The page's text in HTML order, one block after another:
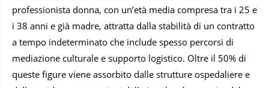
professionista donna, con un’età media compresa tra i 25 e
i 38 anni e già madre, attratta dalla stabilità di un contratto
a tempo indeterminato che include spesso percorsi di
mediazione culturale e supporto logistico. Oltre il 50% di
queste figure viene assorbito dalle strutture ospedaliere e